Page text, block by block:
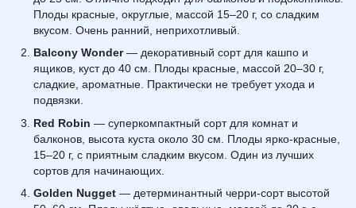
Плоды красные, округлые, массой 15–20 г, со сладким
вкусом. Очень ранний, неприхотливый.
Balcony Wonder— декоративный сорт для кашпо и
ящиков, куст до 40 см. Плоды красные, массой 20–30 г,
сладкие, ароматные. Практически не требует ухода и
подвязки.
Red Robin — суперкомпактный сорт для комнат и
балконов, высота куста около 30 см. Плоды ярко-красные,
15–20 г, с приятным сладким вкусом. Один из лучших
сортов для начинающих.
Golden Nugget — детерминантный черри-сорт высотой